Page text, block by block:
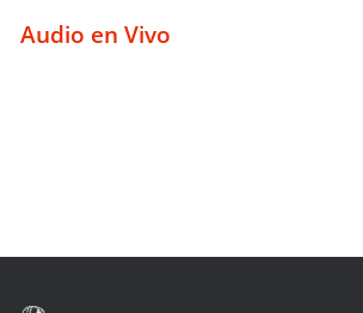
Audio en Vivo